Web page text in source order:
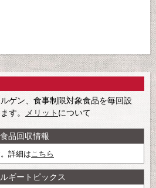
ゲン、食事制限対象食品を毎回設
す。
メリット について
食品回収情報
詳細はこちら
ギートピックス